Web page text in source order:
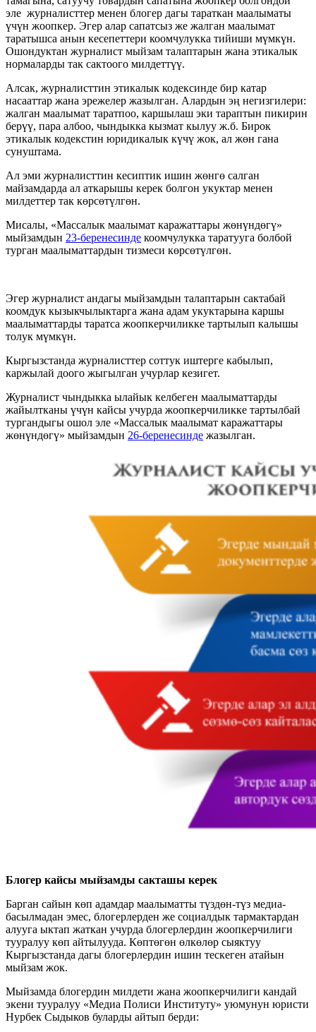
эле журналисттер менен блогер дагы тараткан маалыматы
үчүн жоопкер. Эгер алар сапатсыз же жалган маалымат
таратышса анын кесепеттери коомчулукка тийиши мүмкүн.
Ошондуктан журналист мыйзам талаптарын жана этикалык
нормаларды так сактоого милдеттүү.
Алсак, журналисттин этикалык кодексинде бир катар
насааттар жана эрежелер жазылган. Алардын эң негизгилери:
жалган маалымат таратпоо, каршылаш эки тараптын пикирин
берүү, пара албоо, чындыкка кызмат кылуу ж.б. Бирок
этикалык кодекстин юридикалык күчү жок, ал жөн гана
сунуштама.
Ал эми журналисттин кесиптик ишин жөнгө салган
майзамдарда ал аткарышы керек болгон укуктар менен
милдеттер так көрсөтүлгөн.
Мисалы, «Массалык маалымат каражаттары жөнүндөгү»
мыйзамдын 23-беренесинде коомчулукка таратууга болбой
турган маалыматтардын тизмеси көрсөтүлгөн.
Эгер журналист андагы мыйзамдын талаптарын сактабай
коомдук кызыкчылыктарга жана адам укуктарына каршы
маалыматтарды таратса жоопкерчиликке тартылып калышы
толук мүмкүн.
Кыргызстанда журналисттер соттук иштерге кабылып,
каржылай доого жыгылган учурлар кезигет.
Журналист чындыкка ылайык келбеген маалыматтарды
жайылтканы үчүн кайсы учурда жоопкерчиликке тартылбай
тургандыгы ошол эле «Массалык маалымат каражаттары
жөнүндөгү» мыйзамдын 26-беренесинде жазылган.
Блогер кайсы мыйзамды сакташы керек
Барган сайын көп адамдар маалыматты түздөн-түз медиа-
басылмадан эмес, блогерлерден же социалдык тармактардан
алууга ыктап жаткан учурда блогерлердин жоопкерчилиги
тууралуу көп айтылууда. Көптөгөн өлкөлөр сыяктуу
Кыргызстанда дагы блогерлердин ишин тескеген атайын
мыйзам жок.
Мыйзамда блогердин милдети жана жоопкерчилиги кандай
экени тууралуу «Медиа Полиси Институту» уюмунун юристи
Нурбек Сыдыков буларды айтып берди: